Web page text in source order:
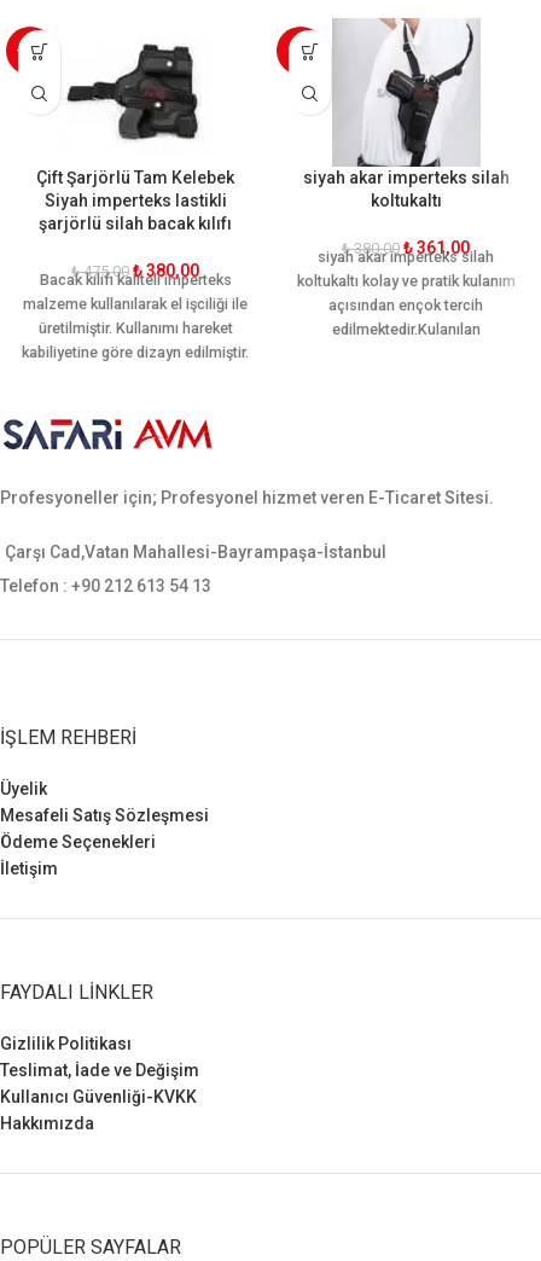
-20%
Çift Şarjörlü Tam Kelebek
Siyah imperteks lastikli
şarjörlü silah bacak kılıfı
₺475,00 ₺380,00
Bacak kılıfı kaliteli imperteks
malzeme kullanılarak el işciliği ile
üretilmiştir. Kullanımı hareket
kabiliyetine göre dizayn edilmiştir.
Ergonomik yapısı sayesinde
bacağı sararak hareket rahatlığı
yavuz, baretta cz-75, glock, sig
ebatlı tabancalara uygundur.
-5%
siyah akar imperteks silah
koltukaltı
₺380,00 ₺361,00
siyah akar imperteks silah
koltukaltı kolay ve pratik kulanım
açısından ençok tercih
edilmektedir.Kulanılan
Profesyoneller için; Profesyonel hizmet veren E-Ticaret Sitesi.
Çarşı Cad,Vatan Mahallesi-Bayrampaşa-İstanbul
Telefon : +90 212 613 54 13
İŞLEM REHBERI
Üyelik
Mesafeli Satış Sözleşmesi
Ödeme Seçenekleri
İletişim
FAYDALI LINKLER
Gizlilik Politikası
Teslimat, İade ve Değişim
Kullanıcı Güvenliği-KVKK
Hakkımızda
POPÜLER SAYFALAR